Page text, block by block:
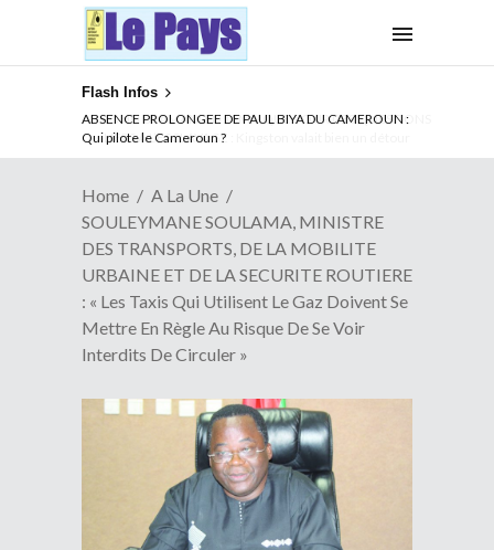
Flash Infos
ABSENCE PROLONGEE DE PAUL BIYA DU CAMEROUN :
Qui pilote le Cameroun ?
Home
A La Une
SOULEYMANE SOULAMA, MINISTRE
DES TRANSPORTS, DE LA MOBILITE
URBAINE ET DE LA SECURITE ROUTIERE
: « Les Taxis Qui Utilisent Le Gaz Doivent Se
Mettre En Règle Au Risque De Se Voir
Interdits De Circuler »